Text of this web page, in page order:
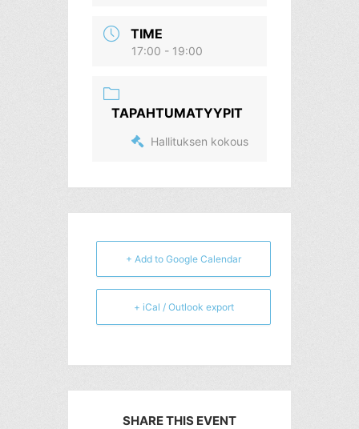
TIME
17:00 - 19:00
TAPAHTUMATYYPIT
Hallituksen kokous
+ Add to Google Calendar
+ iCal / Outlook export
SHARE THIS EVENT